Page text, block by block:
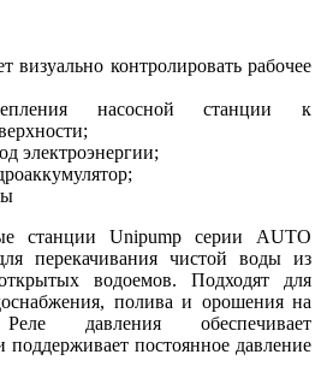
визуально контролировать рабочее
насосной станции к
электроэнергии;
станции Unipump серии AUTO
перекачивания чистой воды из
водоемов. Подходят для
полива и орошения на
давления обеспечивает
поддерживает постоянное давление